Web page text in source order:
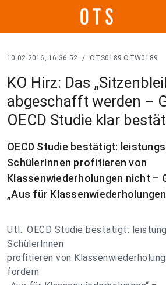
10.02.2016, 16:36:52 / OTS0189 OTW0189
KO Hirz: Das
abgeschafft werden –
OECD Studie klar
OECD Studie bestätigt:
SchülerInnen profitieren von
Klassenwiederholungen nicht –
„Aus für
Utl.: OECD Studie bestätigt:
SchülerInnen
profitieren von
fordern